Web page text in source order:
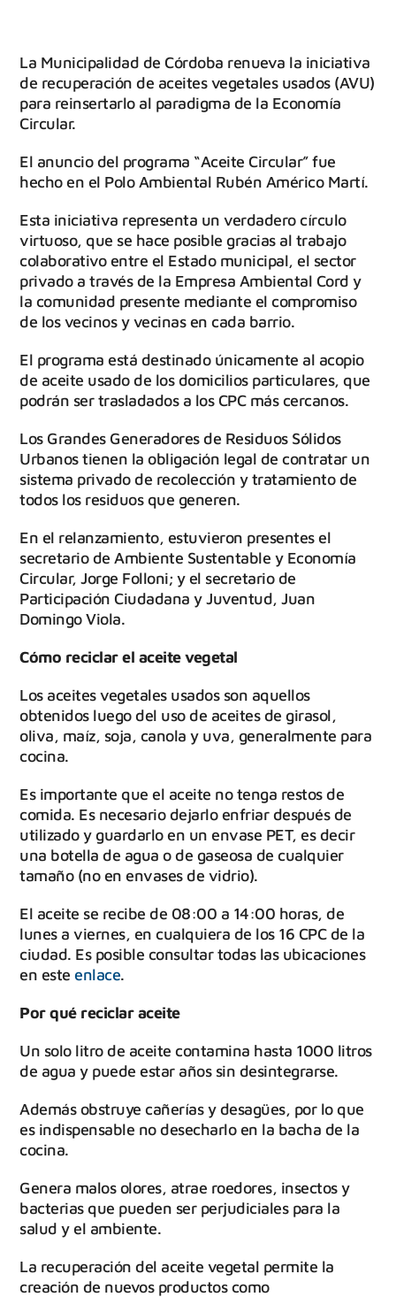
La Municipalidad de Córdoba renueva la iniciativa
de recuperación de aceites vegetales usados (AVU)
para reinsertarlo al paradigma de la Economía
Circular.
El anuncio del programa “Aceite Circular” fue
hecho en el Polo Ambiental Rubén Américo Martí.
Esta iniciativa representa un verdadero círculo
virtuoso, que se hace posible gracias al trabajo
colaborativo entre el Estado municipal, el sector
privado a través de la Empresa Ambiental Cord y
la comunidad presente mediante el compromiso
de los vecinos y vecinas en cada barrio.
El programa está destinado únicamente al acopio
de aceite usado de los domicilios particulares, que
podrán ser trasladados a los CPC más cercanos.
Los Grandes Generadores de Residuos Sólidos
Urbanos tienen la obligación legal de contratar un
sistema privado de recolección y tratamiento de
todos los residuos que generen.
En el relanzamiento, estuvieron presentes el
secretario de Ambiente Sustentable y Economía
Circular, Jorge Folloni; y el secretario de
Participación Ciudadana y Juventud, Juan
Domingo Viola.
Cómo reciclar el aceite vegetal
Los aceites vegetales usados son aquellos
obtenidos luego del uso de aceites de girasol,
oliva, maíz, soja, canola y uva, generalmente para
cocina.
Es importante que el aceite no tenga restos de
comida. Es necesario dejarlo enfriar después de
utilizado y guardarlo en un envase PET, es decir
una botella de agua o de gaseosa de cualquier
tamaño (no en envases de vidrio).
El aceite se recibe de 08:00 a 14:00 horas, de
lunes a viernes, en cualquiera de los 16 CPC de la
ciudad. Es posible consultar todas las ubicaciones
en esteenlace.
Por qué reciclar aceite
Un solo litro de aceite contamina hasta 1000 litros
de agua y puede estar años sin desintegrarse.
Además obstruye cañerías y desagües, por lo que
es indispensable no desecharlo en la bacha de la
cocina.
Genera malos olores, atrae roedores, insectos y
bacterias que pueden ser perjudiciales para la
salud y el ambiente.
La recuperación del aceite vegetal permite la
creación de nuevos productos como